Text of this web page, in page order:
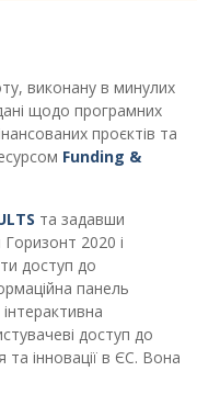
виконану в минулих
щодо програмних
проєктів та
Funding &
та задавши
2020 і
доступ до
панель
доступ до
інновації в ЄС. Вона